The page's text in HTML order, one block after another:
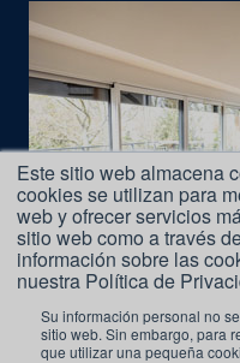
Este sitio web almacena
cookies se utilizan para
web y ofrecer servicios
sitio web como a través
información sobre las
nuestra Política de
Su información personal no
sitio web. Sin embargo, para
que utilizar una pequeña